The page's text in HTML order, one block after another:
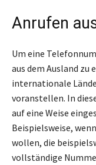
Anrufen
Um eine
aus dem Ausland zu
internationale
voranstellen. In
auf eine Weise
Beispielsweise,
wollen, die
vollständige